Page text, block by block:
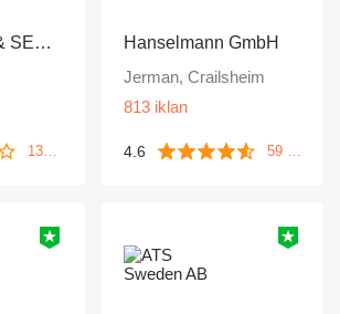
LKW STORE & SERVICES
133 ulasan
Hanselmann GmbH
Jerman, Crailsheim
813 iklan
4.6 59 ulasan